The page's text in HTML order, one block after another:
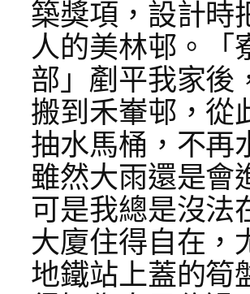
築獎項，設計時
人的美林邨。「
部」剷平我家後
搬到禾輋邨，從
抽水馬桶，不再
雖然大雨還是會
可是我總是沒法
大廈住得自在，
地鐵站上蓋的筍